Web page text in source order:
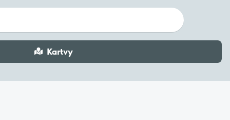
Kartvy